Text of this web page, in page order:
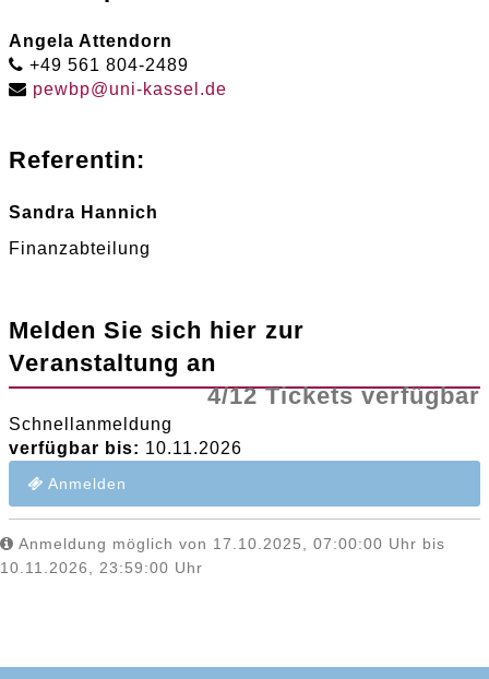
Angela Attendorn
+49 561 804-2489
pewbp@uni-kassel .de
Referentin:
Sandra Hannich
Finanzabteilung
Melden Sie sich hier zur
Veranstaltung an
4/12 Tickets verfügbar
Schnellanmeldung
verfügbar bis: 10.11.2026
Anmelden
Anmeldung möglich von 17.10.2025, 07:00:00 Uhr bis
10.11.2026, 23:59:00 Uhr